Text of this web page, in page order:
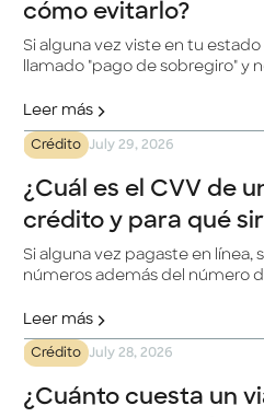
cómo evitarlo?
Si alguna vez viste en tu
llamado "pago de sobregiro" y
menos se explican en los
tradicionales, y entenderlo te
que no esperabas.
Leer más
Crédito July 29, 2026
¿Cuál es el CVV de
crédito y para qué
Si alguna vez pagaste en línea,
números además del número
tarjeta está físicamente en tus
la compra, y es una de las
fraude en pagos por internet.
Leer más
Crédito July 28, 2026
¿Cuánto cuesta un